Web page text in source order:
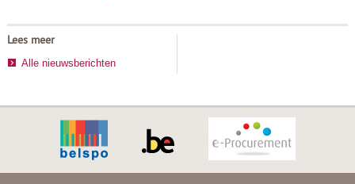
Lees meer
Alle nieuwsberichten